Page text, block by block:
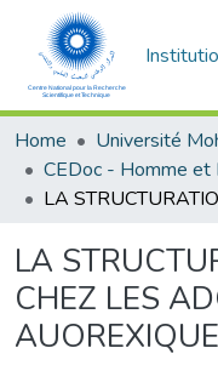
Home
LA
CHEZ LES